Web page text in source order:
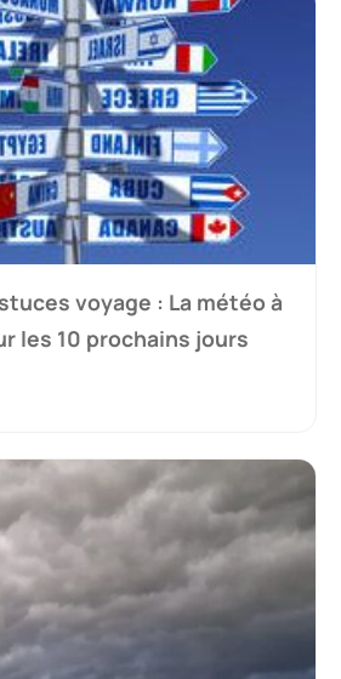
voyage : La météo à
les 10 prochains jours